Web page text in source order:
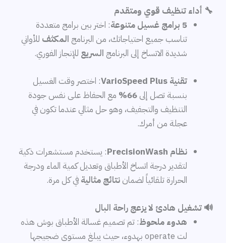
🔧 أداء تنظيف قوي ومتقدم
5 برامج غسيل متنوعة
: اختر بين برامج متعددة
تناسب جميع احتياجاتك، من البرنامج المكثف للأواني
شديدة الاتساخ إلى البرنامج السريع للإنجاز الفوري.
تقنية VarioSpeed Plus
: اختصر وقت الغسيل
بنسبة تصل إلى66%
مع الحفاظ على نفس جودة
التنظيف والتجفيف، وهو حل مثالي عندما تكون في
عجلة من أمرك.
نظام PrecisionWash
: يستخدم مستشعرات ذكية
لتقدير درجة اتساخ الأطباق وتعديل كمية الماء ودرجة
الحرارة تلقائياً لضماننتائج مثالية في كل مرة.
🔊 تشغيل هادئ لا يزعج راحة البال
هدوء ملحوظ: تم تصميم غسالة الأطباق بوش هذه
لت operate بهدوء، حيث يبلغ مستوى ضجيجها